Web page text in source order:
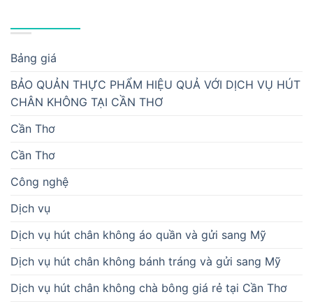
Bảng giá
BẢO QUẢN THỰC PHẨM HIỆU QUẢ VỚI DỊCH VỤ HÚT
CHÂN KHÔNG TẠI CẦN THƠ
Cần Thơ
Cần Thơ
Công nghệ
Dịch vụ
Dịch vụ hút chân không áo quần và gửi sang Mỹ
Dịch vụ hút chân không bánh tráng và gửi sang Mỹ
Dịch vụ hút chân không chà bông giá rẻ tại Cần Thơ